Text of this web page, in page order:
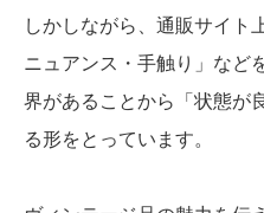
しかしながら、通販サイト
ニュアンス・手触り」など
界があることから「状態が
る形をとっています。